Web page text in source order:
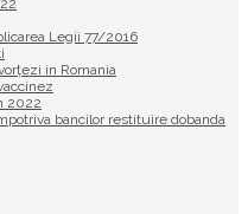
Legii 77/2016
in Romania
2022
bancilor restituire dobanda